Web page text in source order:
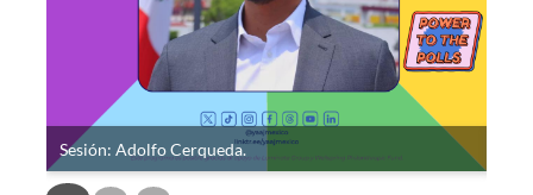
Sesión: Adolfo Cerqueda.